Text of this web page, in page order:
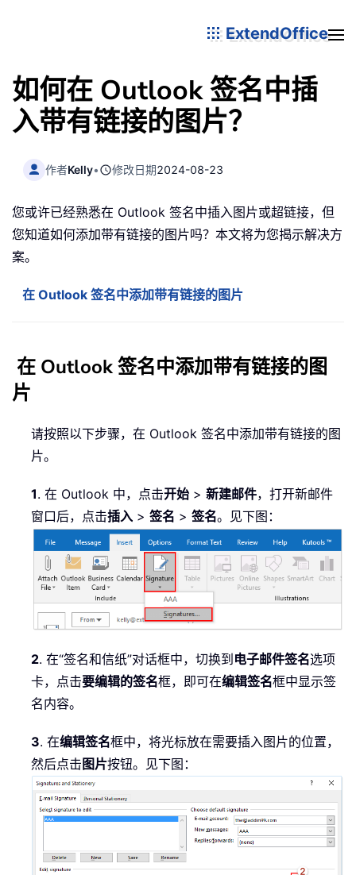
ExtendOffice
如何在 Outlook 签名中插
入带有链接的图片？
作者Kelly• 修改日期2024-08-23
您或许已经熟悉在 Outlook 签名中插入图片或超链接，但
您知道如何添加带有链接的图片吗？本文将为您揭示解决方
案。
在 Outlook 签名中添加带有链接的图片
在 Outlook 签名中添加带有链接的图
片
请按照以下步骤，在 Outlook 签名中添加带有链接的图
片。
1. 在 Outlook 中，点击开始 > 新建邮件，打开新邮件
窗口后，点击插入 > 签名 > 签名。见下图：
2. 在“签名和信纸”对话框中，切换到 电子邮件签名选项
卡，点击要编辑的签名框，即可在编辑签名框中显示签
名内容。
3. 在编辑签名框中，将光标放在需要插入图片的位置，
然后点击 图片按钮。见下图：